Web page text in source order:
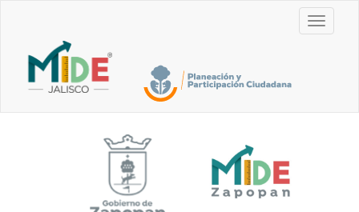
Toggle